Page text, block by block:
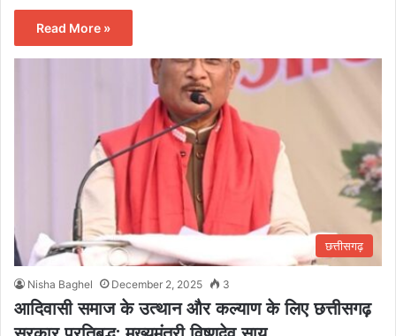
Read More »
छत्तीसगढ़
Nisha Baghel December 2, 2025 3
आदिवासी समाज के उत्थान और कल्याण के लिए छत्तीसगढ़